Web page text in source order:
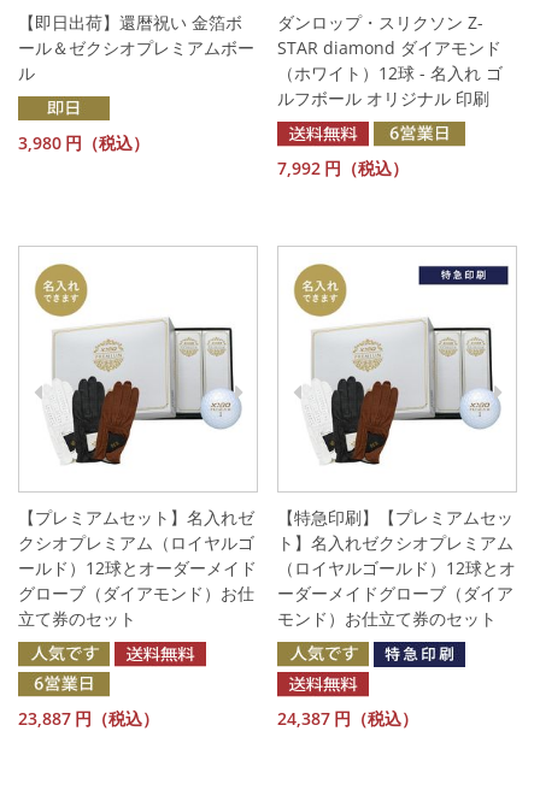
【即日出荷】還暦祝い 金箔ボ
ール＆ゼクシオプレミアムボー
ル
3,980 円（税込）
ダンロップ・スリクソン Z-
STAR diamond ダイアモンド
（ホワイト）12球 - 名入れ ゴ
ルフボール オリジナル 印刷
7,992 円（税込）
【プレミアムセット】名入れゼ
クシオプレミアム（ロイヤルゴ
ールド）12球とオーダーメイド
グローブ（ダイアモンド）お仕
立て券のセット
23,887 円（税込）
【特急印刷】【プレミアムセッ
ト】名入れゼクシオプレミアム
（ロイヤルゴールド）12球とオ
ーダーメイドグローブ（ダイア
モンド）お仕立て券のセット
24,387 円（税込）